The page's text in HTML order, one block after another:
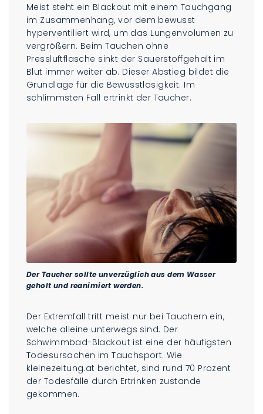
Meist steht ein Blackout mit einem Tauchgang
im Zusammenhang, vor dem bewusst
hyperventiliert wird, um das Lungenvolumen zu
vergrößern. Beim Tauchen ohne
Pressluftflasche sinkt der Sauerstoffgehalt im
Blut immer weiter ab. Dieser Abstieg bildet die
Grundlage für die Bewusstlosigkeit. Im
schlimmsten Fall ertrinkt der Taucher.
Der Taucher sollte unverzüglich aus dem Wasser
geholt und reanimiert werden.
Der Extremfall tritt meist nur bei Tauchern ein,
welche alleine unterwegs sind. Der
Schwimmbad-Blackout ist eine der häufigsten
Todesursachen im Tauchsport. Wie
kleinezeitung.at berichtet, sind rund 70 Prozent
der Todesfälle durch Ertrinken zustande
gekommen.